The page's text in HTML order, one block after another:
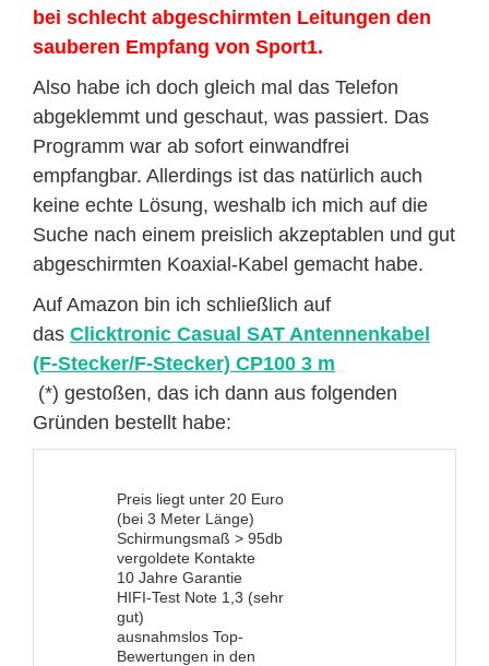
bei schlecht abgeschirmten Leitungen den
sauberen Empfang von Sport1.
Also habe ich doch gleich mal das Telefon
abgeklemmt und geschaut, was passiert. Das
Programm war ab sofort einwandfrei
empfangbar. Allerdings ist das natürlich auch
keine echte Lösung, weshalb ich mich auf die
Suche nach einem preislich akzeptablen und gut
abgeschirmten Koaxial-Kabel gemacht habe.
Auf Amazon bin ich schließlich auf
das Clicktronic Casual SAT Antennenkabel
(F-Stecker/F-Stecker) CP100 3 m
(*) gestoßen, das ich dann aus folgenden
Gründen bestellt habe:
Preis liegt unter 20 Euro
(bei 3 Meter Länge)
Schirmungsmaß > 95db
vergoldete Kontakte
10 Jahre Garantie
HIFI-Test Note 1,3 (sehr
gut)
ausnahmslos Top-
Bewertungen in den